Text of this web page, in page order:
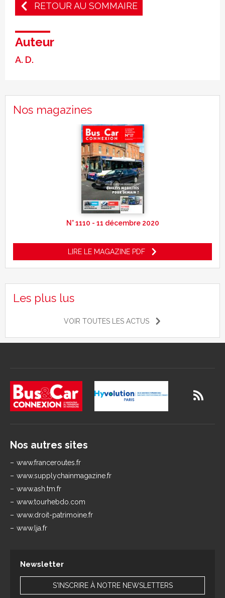
RETOUR AU SOMMAIRE
Auteur
A. D.
Nos magazines
N° 1110 - 11 décembre 2020
LIRE LE MAGAZINE PDF
Les plus lus
VOIR TOUTES LES ACTUS
Nos autres sites
www.franceroutes.fr
www.supplychainmagazine.fr
www.ash.tm.fr
www.tourhebdo.com
www.droit-patrimoine.fr
www.lja.fr
Newsletter
S'INSCRIRE À NOTRE NEWSLETTERS